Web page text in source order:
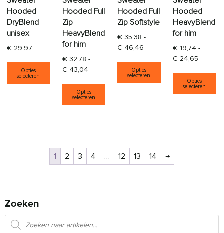
Hooded
DryBlend
unisex
€ 29,97
Opties
selecteren
Dit product heeft meerdere variaties. Deze optie
Hooded Full
Zip
HeavyBlend
for him
€ 32,78 -
€ 43,04Prijsklasse: € 32,78 tot € 43,04
Opties
selecteren
Dit product heeft meerdere
Hooded Full
Zip Softstyle
€ 35,38 -
€ 46,46 Prijsklasse: € 35,38 tot
Opties
selecteren
Dit product heeft
Hooded
HeavyBlend
for him
€ 19,74 -
€ 24,65
Opties
selecteren
1 2 3 4 … 12 13 14 →
Zoeken
Producten zoeken